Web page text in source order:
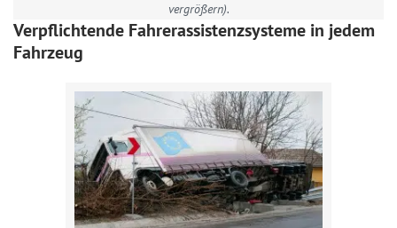
vergrößern).
Verpflichtende Fahrerassistenzsysteme in jedem
Fahrzeug